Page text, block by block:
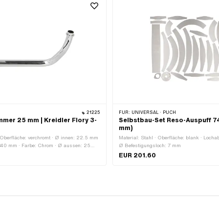
21225
25 mm | Kreidler Flory 3-
verchromt · Ø innen: 22.5 mm
mm · Farbe: Chrom · Ø aussen: 25
FÜR: UNIVERSAL · PUCH
Selbstbau-Set Reso-Auspuff
mm)
Material: Stahl · Oberfläche: blank ·
Ø Befestigungsloch: 7 mm
EUR 201.60